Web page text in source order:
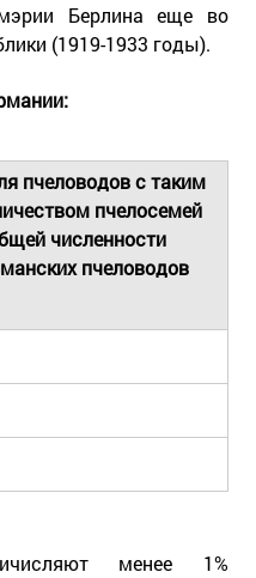
Берлина еще во
(1919-1933 годы).
пчеловодов с таким
пчелосемей
численности
пчеловодов
менее 1%